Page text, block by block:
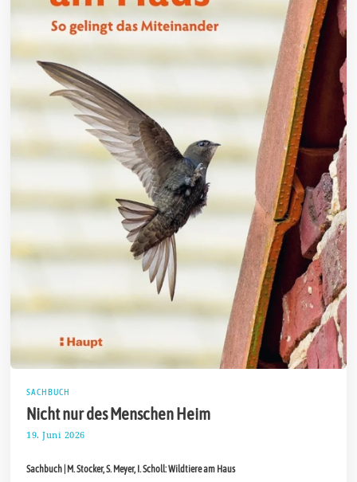
SACHBUCH
Nicht nur des Menschen Heim
19. Juni 2026
J
Sachbuch | M. Stocker, S. Meyer, I. Scholl: Wildtiere am Haus